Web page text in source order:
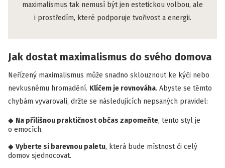
maximalismus tak nemusí být jen estetickou volbou, ale
i prostředím, které podporuje tvořivost a energii.
Jak dostat maximalismus do svého domova
Neřízený maximalismus může snadno sklouznout ke kýči nebo
nevkusnému hromadění. Klíčem je rovnováha. Abyste se těmto
chybám vyvarovali, držte se následujících nepsaných pravidel:
Na přílišnou praktičnost občas zapomeňte, tento styl je
o emocích.
Vyberte si barevnou paletu, která bude místnost či celý
domov sjednocovat.